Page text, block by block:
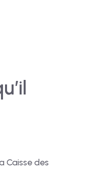
Caisse des